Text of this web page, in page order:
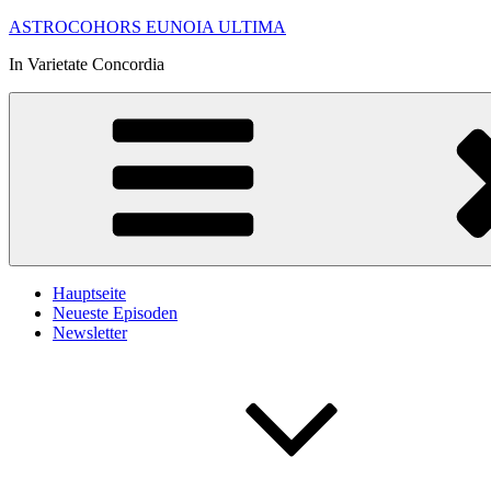
Zum
springen
ASTROCOHORS EUNOIA ULTIMA
In Varietate Concordia
Hauptseite
Neueste Episoden
Newsletter